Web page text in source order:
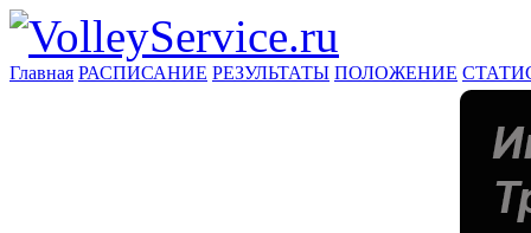
Главная РАСПИСАНИЕ РЕЗУЛЬТАТЫ ПОЛОЖЕНИЕ